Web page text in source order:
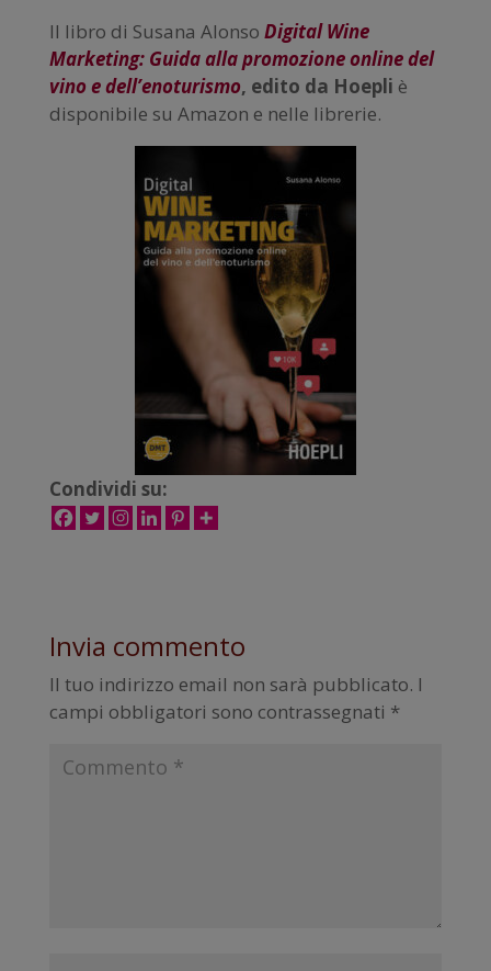
Il libro di Susana Alonso Digital Wine
Marketing: Guida alla promozione online del
vino e dell’enoturismo, edito da Hoepli è
disponibile su Amazon e nelle librerie.
Condividi su:
Invia commento
Il tuo indirizzo email non sarà pubblicato. I
campi obbligatori sono contrassegnati *